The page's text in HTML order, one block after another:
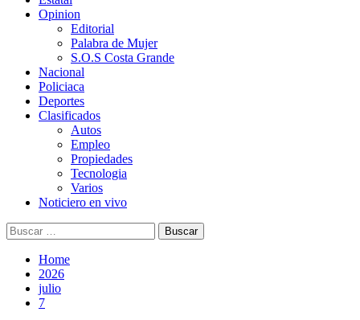
Opinion
Editorial
Palabra de Mujer
S.O.S Costa Grande
Nacional
Policiaca
Deportes
Clasificados
Autos
Empleo
Propiedades
Tecnologia
Varios
Noticiero en vivo
Buscar:
Home
2026
julio
7